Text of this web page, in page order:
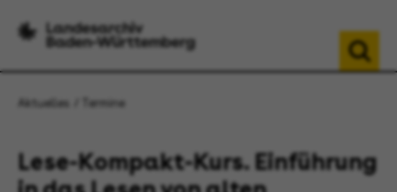
Aktuelles Termine
Lese-Kompakt-Kurs. Einführung